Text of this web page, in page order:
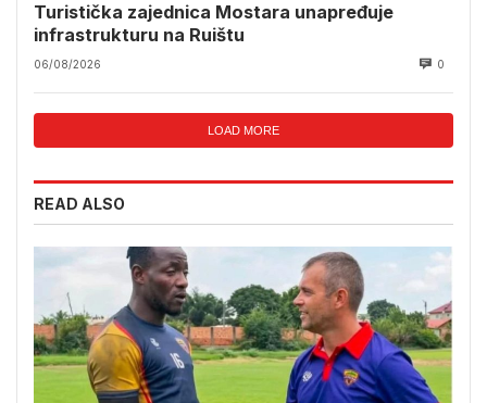
Turistička zajednica Mostara unapređuje
infrastrukturu na Ruištu
06/08/2026 0
LOAD MORE
READ ALSO